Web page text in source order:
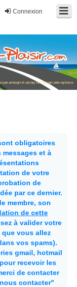
Connexion
de fourgons, fourgons
expérience.
obligatoires
et à
de votre
de
par ce dernier.
membre, son
de cette
à valider votre
vous allez
vos spams).
gmail, hotmail
recevoir les
de contacter
contacter"